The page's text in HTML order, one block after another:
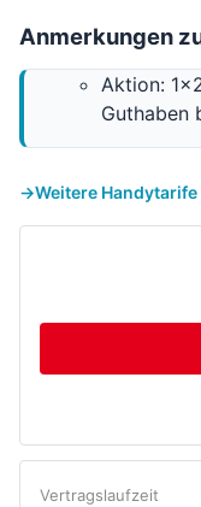
Anmerkungen
Aktion:
Guthaben
Weitere
Vertragslaufzeit